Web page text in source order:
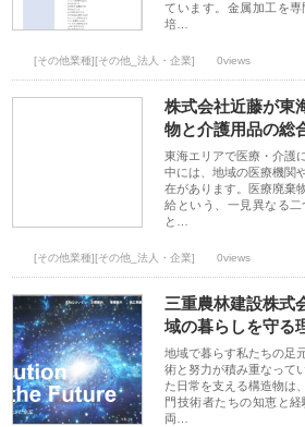
ています。金属加工を
培…
[その他業種][その他_法人・企業] 0views
株式会社近藤が東
物と介護用品の総
東海エリアで医療・介護
中には、地域の医療機関
在があります。医療廃棄
給という、一見異なる
と…
[その他業種][その他_法人・企業] 0views
三重農林建設株式
域の暮らしを守る
地域で暮らす私たちの足
術と努力が積み重なって
た日常を支える構造物は
門技術者たちの知恵と
両…